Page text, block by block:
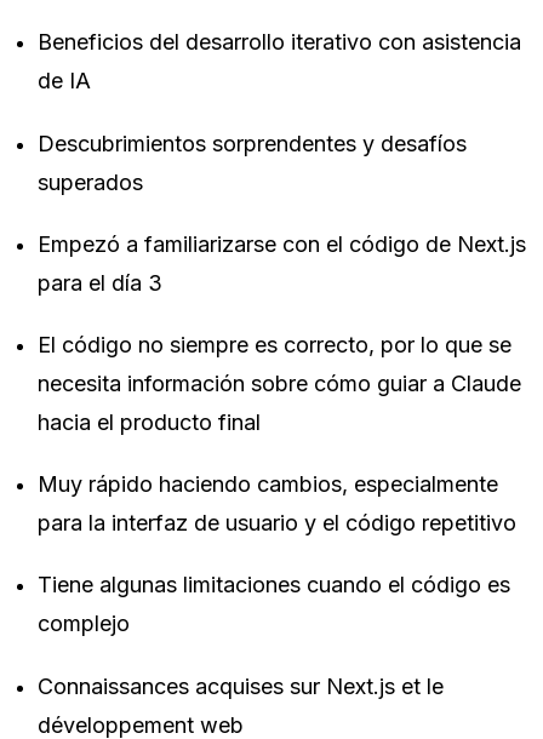
Beneficios del desarrollo iterativo con asistencia
de IA
Descubrimientos sorprendentes y desafíos
superados
Empezó a familiarizarse con el código de Next.js
para el día 3
El código no siempre es correcto, por lo que se
necesita información sobre cómo guiar a Claude
hacia el producto final
Muy rápido haciendo cambios, especialmente
para la interfaz de usuario y el código repetitivo
Tiene algunas limitaciones cuando el código es
complejo
Connaissances acquises sur Next.js et le
développement web